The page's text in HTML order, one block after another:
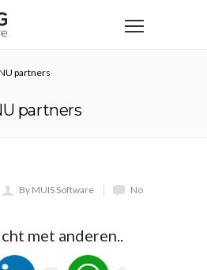
partners
partners
By MUIS Software
No
met anderen..